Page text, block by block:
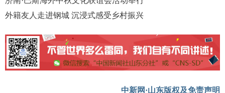
外籍友人走进钢城 沉浸式感受乡村振兴
中新网·山东版权及免责声明